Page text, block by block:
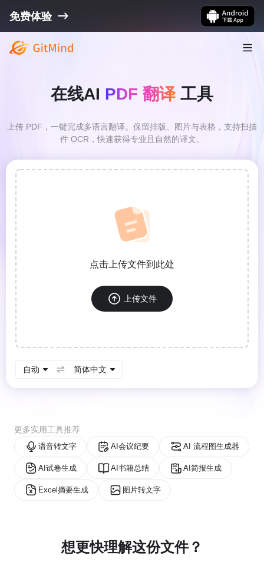
免费体验
在线AI PDF 翻译 工具
上传 PDF，一键完成多语言翻译。保留排版、图片与表格，支持扫描
件 OCR，快速获得专业且自然的译文。
点击上传文件到此处
上传文件
自动 简体中文
更多实用工具推荐
语音转文字 AI会议纪要 AI 流程图生成器
AI试卷生成 AI书籍总结 AI简报生成
Excel摘要生成 图片转文字
想更快理解这份文件？